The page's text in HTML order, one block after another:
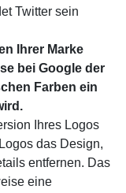
Twitter sein
Ihrer Marke
bei Google der
Farben ein
Ihres Logos
das Design,
entfernen. Das
eine